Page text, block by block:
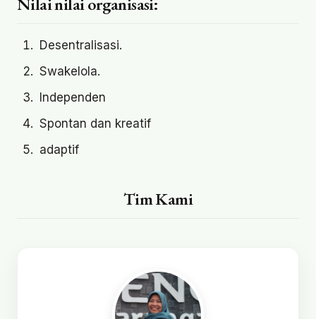
Desentralisasi.
Swakelola.
Independen
Spontan dan kreatif
adaptif
Tim Kami